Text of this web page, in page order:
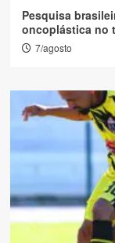
Pesquisa
oncoplástica no
7/agosto